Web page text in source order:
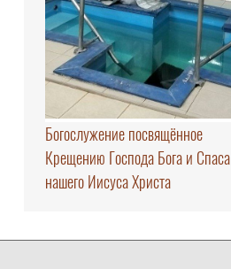
Богослужение посвящённое
Крещению Господа Бога и Спаса
нашего Иисуса Христа